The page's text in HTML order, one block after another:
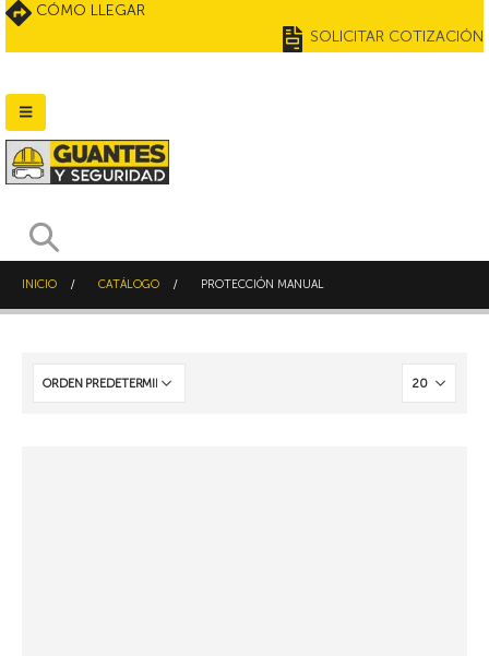
CÓMO LLEGAR
SOLICITAR COTIZACIÓN
INICIO CATÁLOGO PROTECCIÓN MANUAL